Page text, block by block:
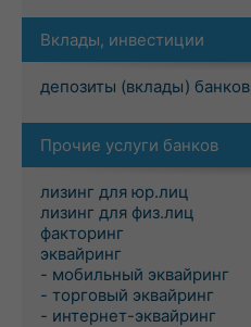
Вклады, инвестиции
депозиты (вклады) банков
Прочие услуги банков
лизинг для юр.лиц
лизинг для физ.лиц
факторинг
эквайринг
- мобильный эквайринг
- торговый эквайринг
- интернет-эквайринг